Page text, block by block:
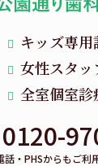
キッズ専用
女性スタッ
全室個室診
0120-
話・PHSからもご利